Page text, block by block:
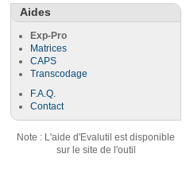
Aides
Exp-Pro
Matrices
CAPS
Transcodage
F.A.Q.
Contact
Note : L'aide d'Evalutil est disponible
sur le site de l'outil